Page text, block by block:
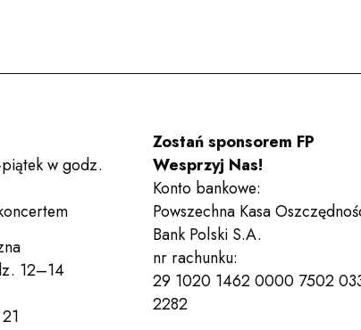
Wesprzyj nas!
Bilety
w godz.
12–14
Zostań sponsorem FP
Wesprzyj Nas!
Konto bankowe:
Powszechna Kasa
Bank Polski S.A.
nr rachunku:
29 1020 1462 0000 7502
2282